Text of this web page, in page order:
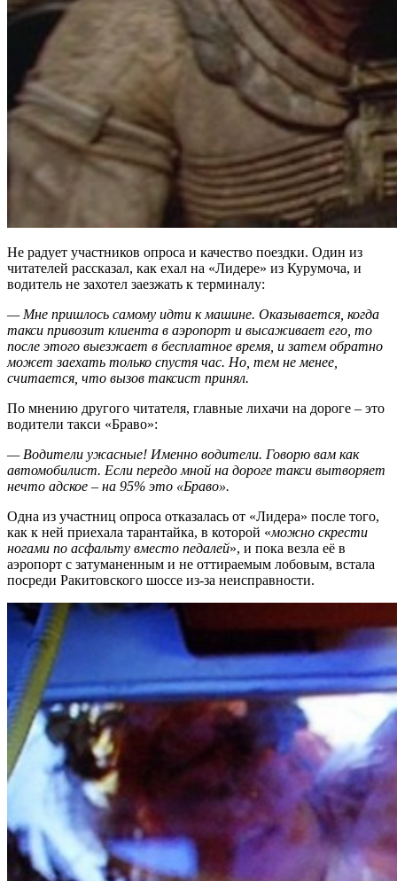
Не радует участников опроса и качество поездки. Один из
читателей рассказал, как ехал на «Лидере» из Курумоча, и
водитель не захотел заезжать к терминалу:
— Мне пришлось самому идти к машине. Оказывается, когда
такси привозит клиента в аэропорт и высаживает его, то
после этого выезжает в бесплатное время, и затем обратно
может заехать только спустя час. Но, тем не менее,
считается, что вызов таксист принял.
По мнению другого читателя, главные лихачи на дороге – это
водители такси «Браво»:
— Водители ужасные! Именно водители. Говорю вам как
автомобилист. Если передо мной на дороге такси вытворяет
нечто адское – на 95% это «Браво».
Одна из участниц опроса отказалась от «Лидера» после того,
как к ней приехала тарантайка, в которой «можно скрести
ногами по асфальту вместо педалей», и пока везла её в
аэропорт с затуманенным и не оттираемым лобовым, встала
посреди Ракитовского шоссе из-за неисправности.